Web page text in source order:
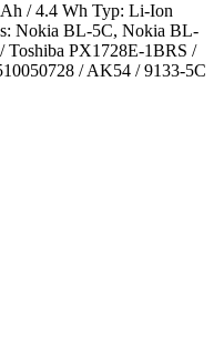
/ 4.4 Wh Typ: Li-Ion
Nokia BL-5C, Nokia BL-
PX1728E-1BRS /
/ AK54 / 9133-5C